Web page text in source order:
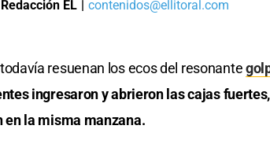
Redacción EL | contenidos@ellitoral.com
resuenan los ecos del resonante
ingresaron y abrieron las cajas
en la misma manzana.